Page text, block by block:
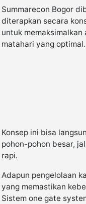
Summarecon Bogor
diterapkan secara
untuk
matahari yang optimal.
Konsep ini bisa
pohon-pohon besar,
rapi.
Adapun pengelolaan
yang memastikan
Sistem one gate